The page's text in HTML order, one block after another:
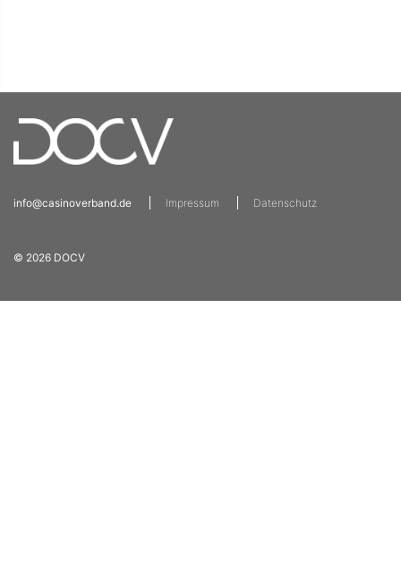
info@casinoverband.de Impressum Datenschutz
© 2026 DOCV